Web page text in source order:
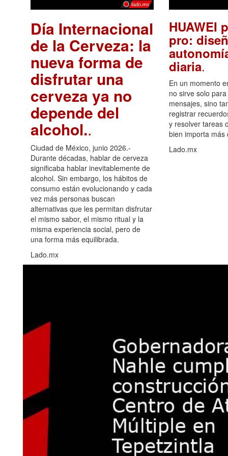
Día Internacional
de la Cerveza: la
nueva forma de
disfrutar una
cerveza ya no
depende del
alcohol..
Ciudad de México, junio 2026.-
Durante décadas, hablar de cerveza
significaba hablar inevitablemente de
alcohol. Sin embargo, los hábitos de
consumo están evolucionando y cada
vez más personas buscan
alternativas que les permitan disfrutar
el mismo sabor, el mismo ritual y la
misma experiencia social, pero de
una forma más equilibrada.
Lado.mx
HUAWEI
pro:
diaria.
En un momento
no sirve solo
mensajes, sino
registrar
y resolver tareas
bien importa más
Lado.mx